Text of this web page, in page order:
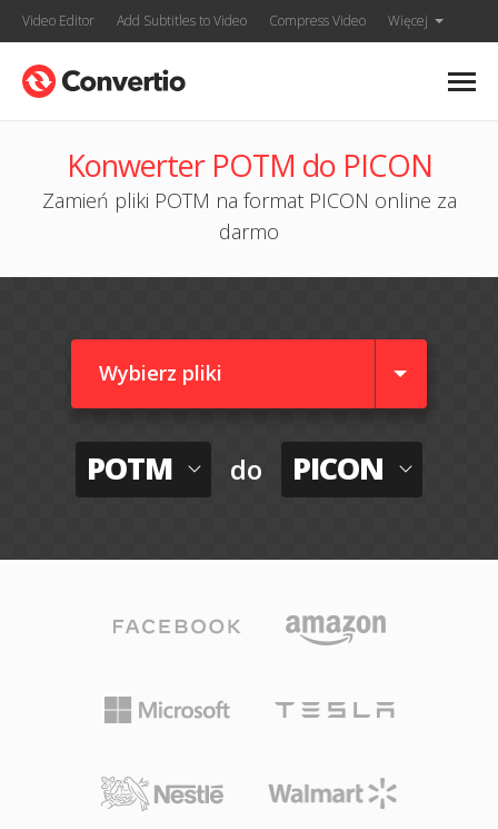
Video Editor Add Subtitles to Video Compress Video Więcej
Konwerter POTM do PICON
Zamień pliki POTM na format PICON online za
darmo
Wybierz pliki
POTM do PICON